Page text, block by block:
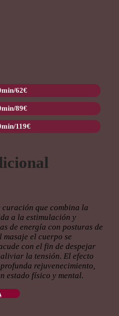
62€
89€
119€
curación que combina la
a la estimulación y
de energía con posturas de
el cuerpo se
con el fin de despejar
la tensión. El efecto
rejuvenecimiento,
estado físico y mental.